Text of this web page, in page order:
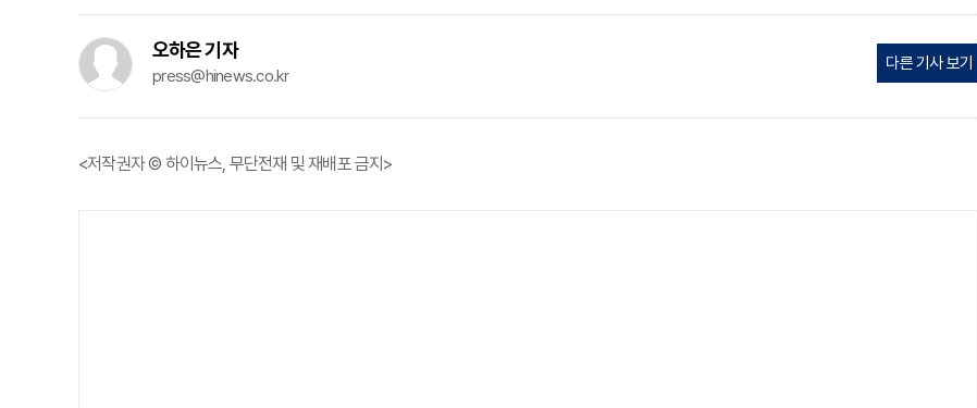
오하은 기자
press@hinews.co.kr
다른 기사 보기
<저작권자 © 하이뉴스, 무단전재 및 재배포 금지>